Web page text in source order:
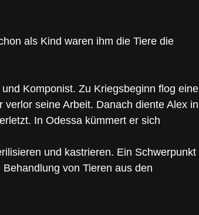
als Kind waren ihm die Tiere die
Komponist. Zu Kriegsbeginn flog eine
seine Arbeit. Danach diente Alex in
In Odessa kümmert er sich
und kastrieren. Ein Schwerpunkt
von Tieren aus den